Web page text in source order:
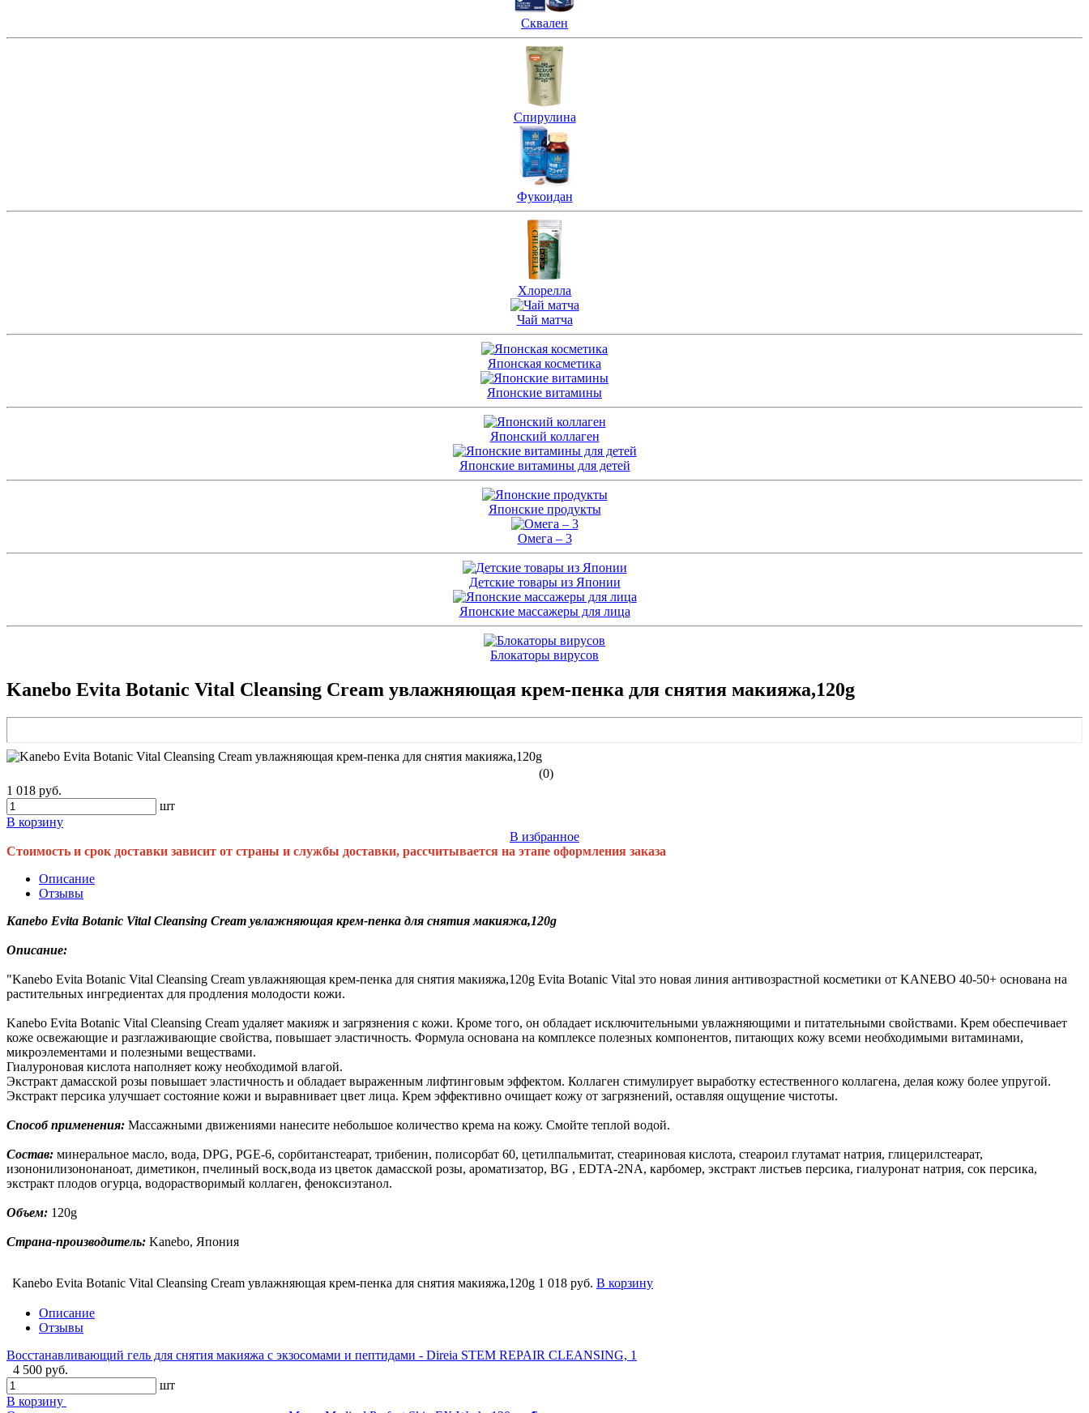
Сквален
Спирулина
Фукоидан
Хлорелла
Чай матча
Японская косметика
Японские витамины
Японский коллаген
Японские витамины для детей
Японские продукты
Омега – 3
Детские товары из Японии
Японские массажеры для лица
Блокаторы вирусов
Kanebo Evita Botanic Vital Cleansing Cream увлажняющая крем-пенка для снятия макияжа,120g
(0)
1 018 руб.
шт
В корзину
В избранное
Стоимость и срок доставки зависит от страны и службы доставки, рассчитывается на этапе оформления заказа
Описание
Отзывы
Kanebo Evita Botanic Vital Cleansing Cream увлажняющая крем-пенка для снятия макияжа,120g
Описание:
"Kanebo Evita Botanic Vital Cleansing Cream увлажняющая крем-пенка для снятия макияжа,120g Evita Botaniс Vital это новая линия антивозрастной косметики от KANEBO 40-50+ основана на
растительных ингредиентах для продления молодости кожи.
Kanebo Evita Botanic Vital Cleansing Cream удаляет макияж и загрязнения с кожи. Кроме того, он обладает исключительными увлажняющими и питательными свойствами. Крем обеспечивает
коже освежающие и разглаживающие свойства, повышает эластичность. Формула основана на комплексе полезных компонентов, питающих кожу всеми необходимыми витаминами,
микроэлементами и полезными веществами.
Гиалуроновая кислота наполняет кожу необходимой влагой.
Экстракт дамасской розы повышает эластичность и обладает выраженным лифтинговым эффектом. Коллаген стимулирует выработку естественного коллагена, делая кожу более упругой.
Экстракт персика улучшает состояние кожи и выравнивает цвет лица. Крем эффективно очищает кожу от загрязнений, оставляя ощущение чистоты.
Способ применения: Массажными движениями нанесите небольшое количество крема на кожу. Смойте теплой водой.
Состав: минеральное масло, вода, DPG, PGE-6, сорбитанстеарат, трибенин, полисорбат 60, цетилпальмитат, стеариновая кислота, стеароил глутамат натрия, глицерилстеарат,
изононилизононаноат, диметикон, пчелиный воск,вода из цветок дамасской розы, ароматизатор, BG , EDTA-2NA, карбомер, экстракт листьев персика, гиалуронат натрия, сок персика,
экстракт плодов огурца, водорастворимый коллаген, феноксиэтанол.
Объем: 120g
Страна-производитель: Kanebo, Япония
Kanebo Evita Botanic Vital Cleansing Cream увлажняющая крем-пенка для снятия макияжа,120g 1 018 руб. В корзину
Описание
Отзывы
Восстанавливающий гель для снятия макияжа с экзосомами и пептидами - Direia STEM REPAIR CLEANSING, 1
4 500 руб.
шт
В корзину